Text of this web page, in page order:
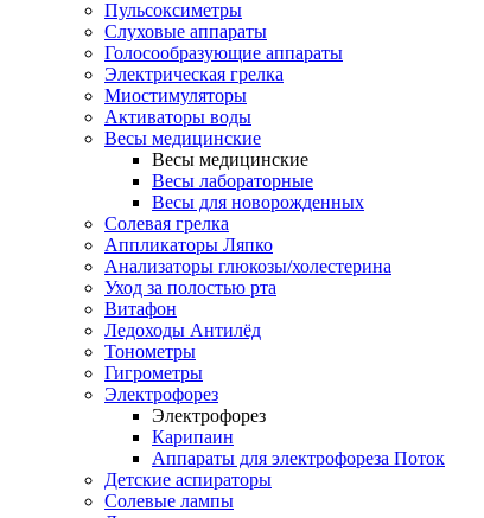
Пульсоксиметры
Слуховые аппараты
Голосообразующие аппараты
Электрическая грелка
Миостимуляторы
Активаторы воды
Весы медицинские
Весы медицинские
Весы лабораторные
Весы для новорожденных
Солевая грелка
Аппликаторы Ляпко
Анализаторы глюкозы/холестерина
Уход за полостью рта
Витафон
Ледоходы Антилёд
Тонометры
Гигрометры
Электрофорез
Электрофорез
Карипаин
Аппараты для электрофореза Поток
Детские аспираторы
Солевые лампы